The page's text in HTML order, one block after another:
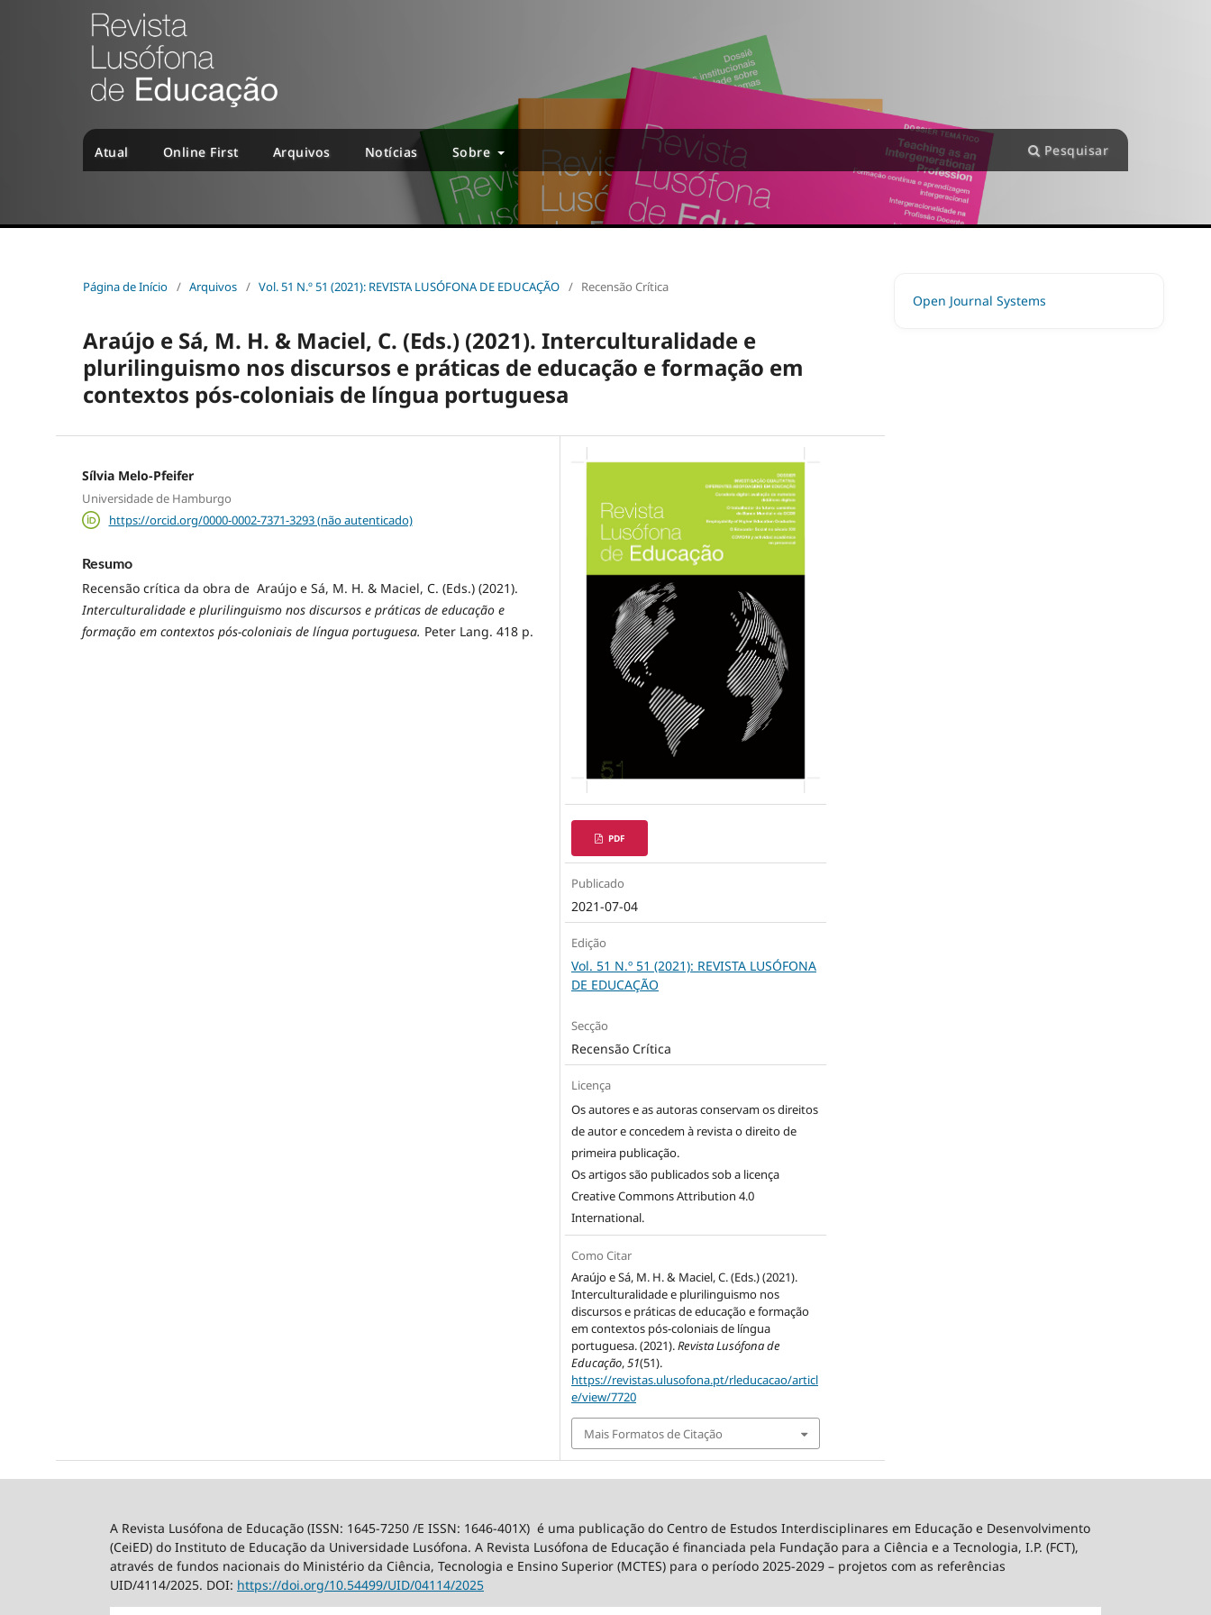
Atual Online First Arquivos Notícias Sobre Pesquisar
Página de Início / Arquivos / Vol. 51 N.º 51 (2021): REVISTA LUSÓFONA DE EDUCAÇÃO / Recensão Crítica
Araújo e Sá, M. H. & Maciel, C. (Eds.) (2021). Interculturalidade e
plurilinguismo nos discursos e práticas de educação e formação em
contextos pós-coloniais de língua portuguesa
Sílvia Melo-Pfeifer
Universidade de Hamburgo
https://orcid.org/0000-0002-7371-3293 (não autenticado)
Resumo
Recensão crítica da obra de Araújo e Sá, M. H. & Maciel, C. (Eds.) (2021).
Interculturalidade e plurilinguismo nos discursos e práticas de educação e
formação em contextos pós-coloniais de língua portuguesa. Peter Lang. 418 p.
PDF
Publicado
2021-07-04
Edição
Vol. 51 N.º 51 (2021): REVISTA LUSÓFONA
DE EDUCAÇÃO
Secção
Recensão Crítica
Licença
Os autores e as autoras conservam os direitos
de autor e concedem à revista o direito de
primeira publicação.
Os artigos são publicados sob a licença
Creative Commons Attribution 4.0
International.
Como Citar
Araújo e Sá, M. H. & Maciel, C. (Eds.) (2021).
Interculturalidade e plurilinguismo nos
discursos e práticas de educação e formação
em contextos pós-coloniais de língua
portuguesa. (2021).Revista Lusófona de
Educação,51(51).
https://revistas.ulusofona.pt/rleducacao/articl
e/view/7720
Mais Formatos de Citação
Open Journal Systems
A Revista Lusófona de Educação (ISSN: 1645-7250 /E ISSN: 1646-401X) é uma publicação do Centro de Estudos Interdisciplinares em Educação e Desenvolvimento
(CeiED) do Instituto de Educação da Universidade Lusófona. A Revista Lusófona de Educação é financiada pela Fundação para a Ciência e a Tecnologia, I.P. (FCT),
através de fundos nacionais do Ministério da Ciência, Tecnologia e Ensino Superior (MCTES) para o período 2025-2029 – projetos com as referências
UID/4114/2025. DOI: https://doi.org/10.54499/UID/04114/2025